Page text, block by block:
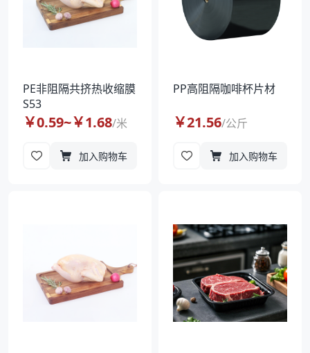
PE非阻隔共挤热收缩膜
S53
￥0.59~￥1.68/米
加入购物车
PP高阻隔咖啡杯片材
￥21.56/公斤
加入购物车